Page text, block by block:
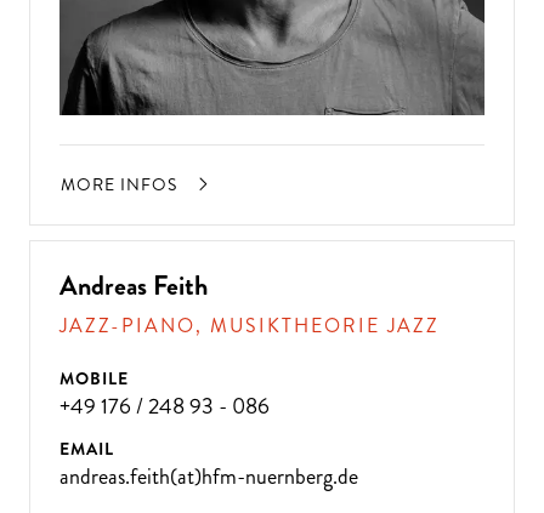
MORE INFOS
Andreas Feith
JAZZ-PIANO, MUSIKTHEORIE JAZZ
MOBILE
+49 176 / 248 93 - 086
EMAIL
andreas.feith(at)hfm-nuernberg.de